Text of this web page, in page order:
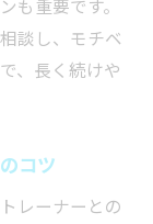
談し、モチベ
、長く続けや
コツ
レーナーとの